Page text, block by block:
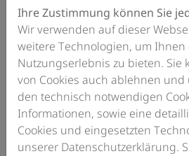
Ihre Zustimmung können Sie
Wir verwenden auf dieser
weitere Technologien, um
Nutzungserlebnis zu bieten. Sie
von Cookies auch ablehnen
den technisch notwendigen
Informationen, sowie eine
Cookies und eingesetzten
unserer Datenschutzerklärung.